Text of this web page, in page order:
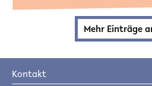
Mehr Einträge
Kontakt